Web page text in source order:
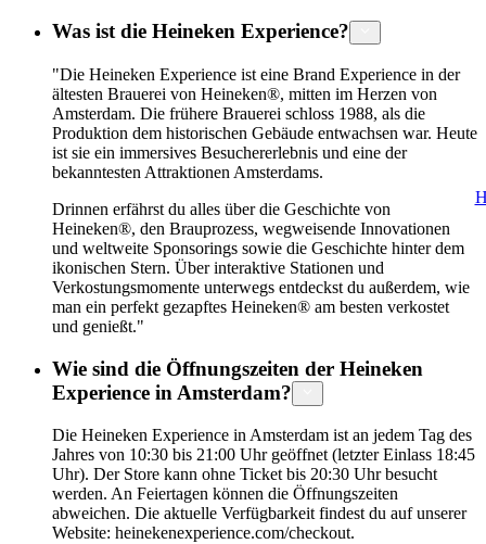
Was ist die Heineken Experience?
"Die Heineken Experience ist eine Brand Experience in der
ältesten Brauerei von Heineken®, mitten im Herzen von
Amsterdam. Die frühere Brauerei schloss 1988, als die
Produktion dem historischen Gebäude entwachsen war. Heute
ist sie ein immersives Besuchererlebnis und eine der
bekanntesten Attraktionen Amsterdams.
Drinnen erfährst du alles über die Geschichte von
Heineken®, den Brauprozess, wegweisende Innovationen
und weltweite Sponsorings sowie die Geschichte hinter dem
ikonischen Stern. Über interaktive Stationen und
Verkostungsmomente unterwegs entdeckst du außerdem, wie
man ein perfekt gezapftes Heineken® am besten verkostet
und genießt."
Wie sind die Öffnungszeiten der Heineken
Experience in Amsterdam?
Die Heineken Experience in Amsterdam ist an jedem Tag des
Jahres von 10:30 bis 21:00 Uhr geöffnet (letzter Einlass 18:45
Uhr). Der Store kann ohne Ticket bis 20:30 Uhr besucht
werden. An Feiertagen können die Öffnungszeiten
abweichen. Die aktuelle Verfügbarkeit findest du auf unserer
Website: heinekenexperience.com/checkout.